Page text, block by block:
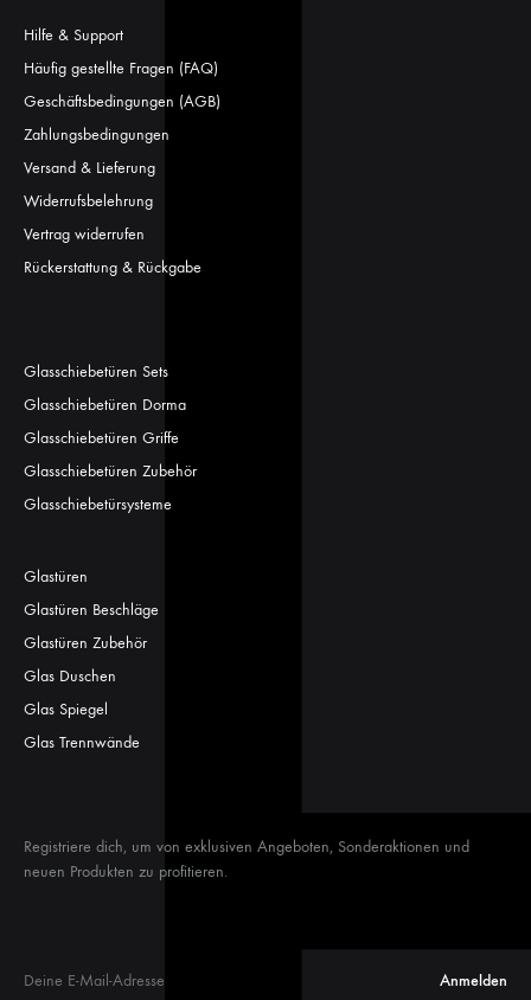
Hilfe & Support
Häufig gestellte Fragen (FAQ)
Geschäftsbedingungen (AGB)
Zahlungsbedingungen
Versand & Lieferung
Widerrufsbelehrung
Vertrag widerrufen
Rückerstattung & Rückgabe
Glasschiebetüren Sets
Glasschiebetüren Dorma
Glasschiebetüren Griffe
Glasschiebetüren Zubehör
Glasschiebetürsysteme
Glastüren
Glastüren Beschläge
Glastüren Zubehör
Glas Duschen
Glas Spiegel
Glas Trennwände
Registriere dich, um von exklusiven Angeboten, Sonderaktionen und
neuen Produkten zu profitieren.